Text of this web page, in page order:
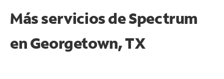
Más servicios de Spectrum
enGeorgetown, TX